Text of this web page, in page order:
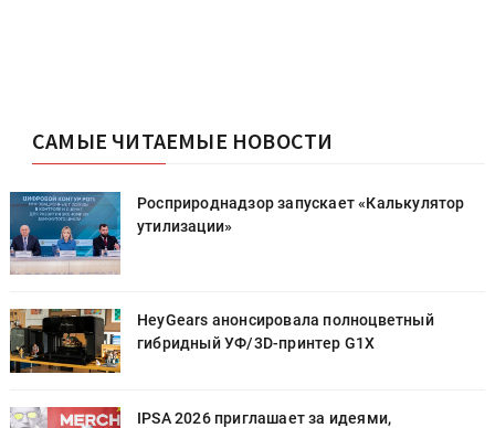
САМЫЕ ЧИТАЕМЫЕ НОВОСТИ
Росприроднадзор запускает «Калькулятор
утилизации»
HeyGears анонсировала полноцветный
гибридный УФ/3D-принтер G1X
IPSA 2026 приглашает за идеями,